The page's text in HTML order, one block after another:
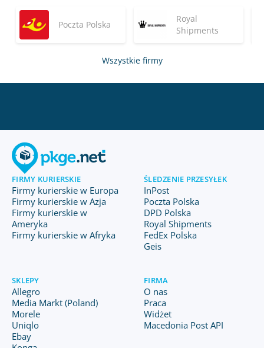
Poczta Polska
Royal
Shipments
Wszystkie firmy
FIRMY KURIERSKIE
Firmy kurierskie w Europa
Firmy kurierskie w Azja
Firmy kurierskie w
Ameryka
Firmy kurierskie w Afryka
ŚLEDZENIE PRZESYŁEK
InPost
Poczta Polska
DPD Polska
Royal Shipments
FedEx Polska
Geis
SKLEPY
Allegro
Media Markt (Poland)
Morele
Uniqlo
Ebay
FIRMA
O nas
Praca
Widżet
Macedonia Post API